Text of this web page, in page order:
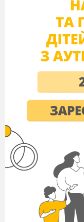
But I
helpers. I have
they are autumn
November.
(На сцені з
September:
And I am glad
October:
Ch:We are fine,
October:
I’m
you at our party.
November:
children!